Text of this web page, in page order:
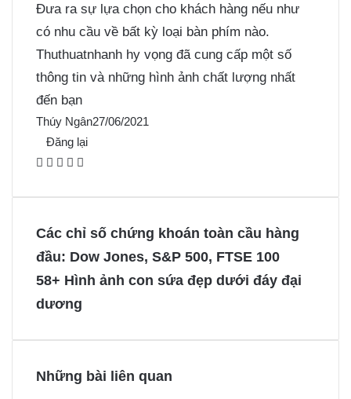
Đưa ra sự lựa chọn cho khách hàng nếu như
có nhu cầu về bất kỳ loại bàn phím nào.
Thuthuatnhanh hy vọng đã cung cấp một số
thông tin và những hình ảnh chất lượng nhất
đến bạn
Thúy Ngân27/06/2021
Đăng lại
F
o
o
k
X P
e
s
M
n
g
e
n
g
Các chỉ số chứng khoán toàn cầu hàng
đầu: Dow Jones, S&P 500, FTSE 100
58+ Hình ảnh con sứa đẹp dưới đáy đại
dương
Những bài liên quan